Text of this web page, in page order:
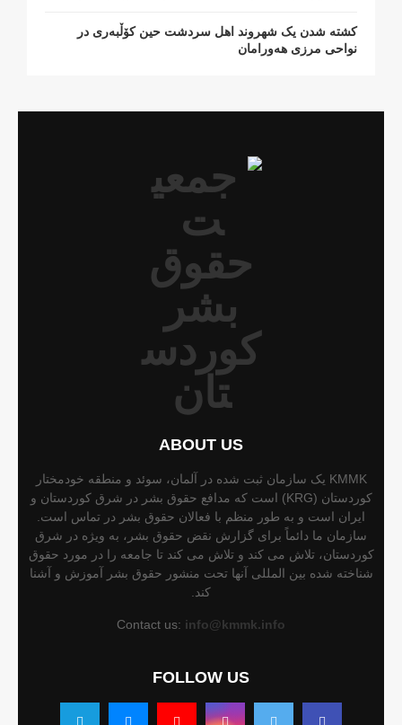
کشتە شدن یک شهروند اهل سردشت حین کۆڵبەری در
نواحی مرزی هەورامان
ABOUT US
KMMK یک سازمان ثبت شده در آلمان، سوئد و منطقه خودمختار
کوردستان (KRG) است که مدافع حقوق بشر در شرق کوردستان و
ایران است و به طور منظم با فعالان حقوق بشر در تماس است.
سازمان ما دائماً برای گزارش نقض حقوق بشر، به ویژه در شرق
کوردستان، تلاش می کند و تلاش می کند تا جامعه را در مورد حقوق
شناخته شده بین المللی آنها تحت منشور حقوق بشر آموزش و آشنا
کند.
Contact us: info@kmmk.info
FOLLOW US